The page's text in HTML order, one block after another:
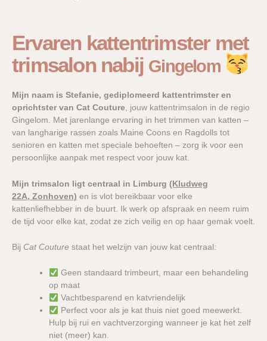
Ervaren kattentrimster met
trimsalon nabij Gingelom
Mijn naam is Stefanie, gediplomeerd kattentrimster en
oprichtster van Cat Couture, jouw kattentrimsalon in de regio
Gingelom. Met jarenlange ervaring in het trimmen van katten –
van langharige rassen zoals Maine Coons en Ragdolls tot
senioren en katten met speciale behoeften – zorg ik voor een
persoonlijke aanpak met respect voor jouw kat.
Mijn trimsalon ligt centraal in Limburg (Kludweg
22A, Zonhoven) en is vlot bereikbaar voor elke
kattenliefhebber in de buurt. Ik werk op afspraak en neem ruim
de tijd voor elke kat, zodat ze zich veilig en op haar gemak voelt.
Bij Cat Couture staat het welzijn van jouw kat centraal:
Geen standaard trimbeurt, maar een behandeling
op maat
Vachtbesparend en katvriendelijk
Perfect voor als je kat thuis niet goed meewerkt.
Hulp bij rui en vachtverzorging wanneer je kat het zelf
niet (meer) kan.